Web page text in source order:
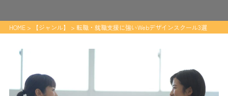
HOME> 【ジャンル】 > 転職・就職支援に強いWebデザインスクール3選